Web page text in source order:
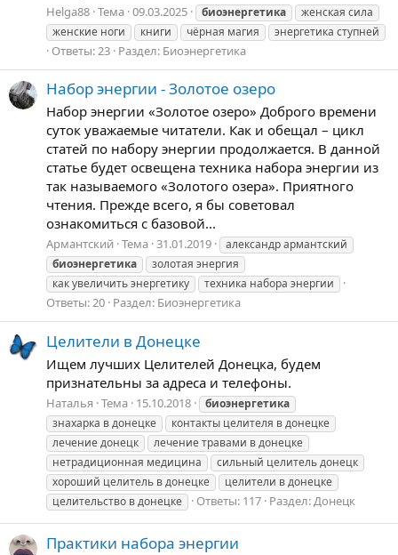
Helga88 Тема 09.03.2025 биоэнергетика
женская сила
женские ноги
книги чёрная магия энергетика ступней
Ответы: 23 Раздел: Биоэнергетика
Набор энергии - Золотое озеро
Набор энергии «Золотое озеро» Доброго времени
суток уважаемые читатели. Как и обещал – цикл
статей по набору энергии продолжается. В данной
статье будет освещена техника набора энергии из
так называемого «Золотого озера». Приятного
чтения. Прежде всего, я бы советовал
ознакомиться с базовой...
Армантский Тема 31.01.2019
александр армантский
биоэнергетика
золотая энергия
как увеличить энергетику
техника набора энергии
Ответы: 20 Раздел: Биоэнергетика
Целители в Донецке
Ищем лучших Целителей Донецка, будем
признательны за адреса и телефоны.
Наталья Тема 15.10.2018
биоэнергетика
знахарка в донецке
контакты целителя в донецке
лечение донецк
лечение травами в донецке
нетрадиционная медицина
сильный целитель донецк
хороший целитель в донецке
целители в донецке
целительство в донецке
Ответы: 117 Раздел:Донецк
Практики набора энергии